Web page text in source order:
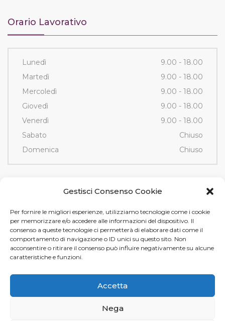
Gestisci Consenso Cookie
Per fornire le migliori esperienze, utilizziamo tecnologie come i cookie
per memorizzare e/o accedere alle informazioni del dispositivo. Il
consenso a queste tecnologie ci permetterà di elaborare dati come il
comportamento di navigazione o ID unici su questo sito. Non
acconsentire o ritirare il consenso può influire negativamente su alcune
caratteristiche e funzioni.
Accetta
Nega
Orario Lavorativo
Lunedì
9.00 - 18.00
Martedì
9.00 - 18.00
Mercoledì
9.00 - 18.00
Giovedì
9.00 - 18.00
Venerdì
9.00 - 18.00
Sabato
Chiuso
Domenica
Chiuso
Via Fornace, 3/D - 35036
Montegrotto Terme (PD)
Tel e Fax+39 049 89 12 605
info@tamistamp.com
Privacy